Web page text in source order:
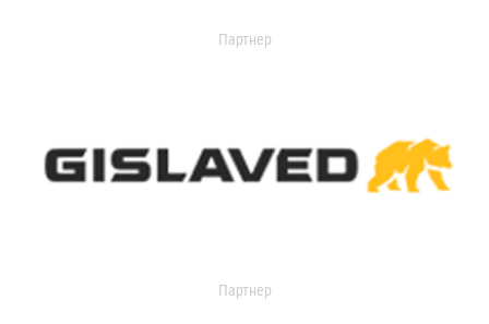
Партнер
Партнер